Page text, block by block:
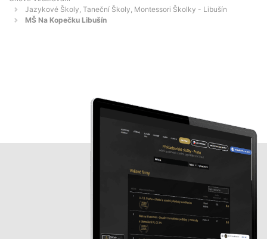
Jazykové Školy, Taneční Školy, Montessori Školky - Libušín
MŠ Na Kopečku Libušín